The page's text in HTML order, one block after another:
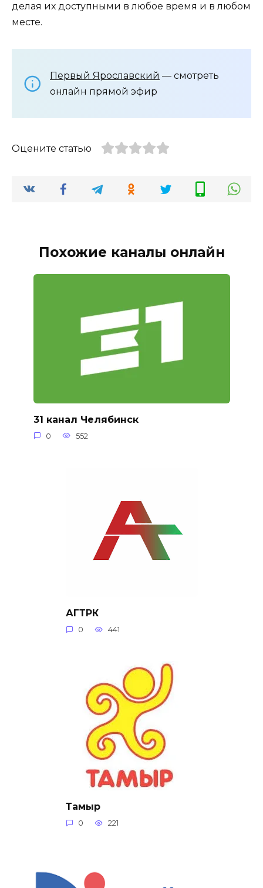
делая их доступными в любое время и в любом
месте.
Первый Ярославский — смотреть
онлайн прямой эфир
Оцените статью
Похожие каналы онлайн
31 канал Челябинск
0 552
АГТРК
0 441
Тамыр
0 221